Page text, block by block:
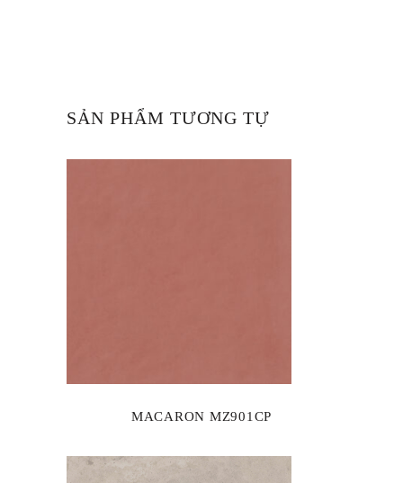
SẢN PHẨM TƯƠNG TỰ
MACARON MZ901CP